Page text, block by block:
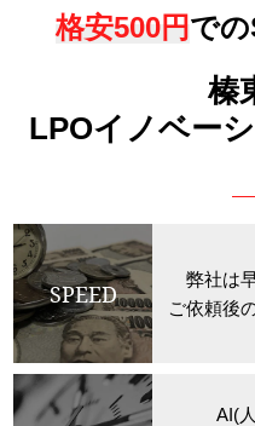
格安500円での
榛
LPOイノベー
SPEED
弊社は
ご依頼後
AI(